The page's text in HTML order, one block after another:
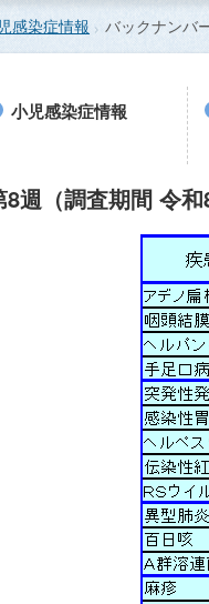
感染症情報 バックナンバ
小児感染症情報
8週（調査期間 令和